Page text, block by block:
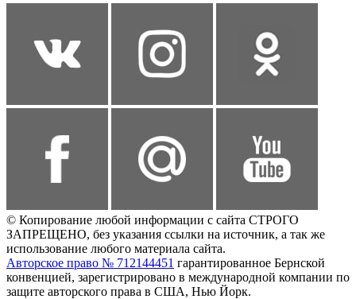
© Копирование любой информации с сайта СТРОГО
ЗАПРЕЩЕНО, без указания ссылки на источник, а так же
использование любого материала сайта.
Авторское право № 712144451 гарантированное Бернской
конвенцией, зарегистрировано в международной компании по
защите авторского права в США, Нью Йорк.